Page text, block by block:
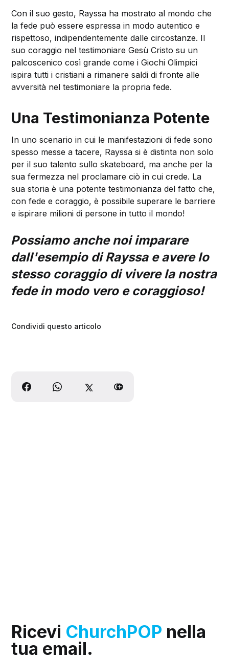
Con il suo gesto, Rayssa ha mostrato al mondo che
la fede può essere espressa in modo autentico e
rispettoso, indipendentemente dalle circostanze. Il
suo coraggio nel testimoniare Gesù Cristo su un
palcoscenico così grande come i Giochi Olimpici
ispira tutti i cristiani a rimanere saldi di fronte alle
avversità nel testimoniare la propria fede.
Una Testimonianza Potente
In uno scenario in cui le manifestazioni di fede sono
spesso messe a tacere, Rayssa si è distinta non solo
per il suo talento sullo skateboard, ma anche per la
sua fermezza nel proclamare ciò in cui crede. La
sua storia è una potente testimonianza del fatto che,
con fede e coraggio, è possibile superare le barriere
e ispirare milioni di persone in tutto il mondo!
Possiamo anche noi imparare
dall'esempio di Rayssa e avere lo
stesso coraggio di vivere la nostra
fede in modo vero e coraggioso!
Condividi questo articolo
Ricevi ChurchPOP nella
tua email.